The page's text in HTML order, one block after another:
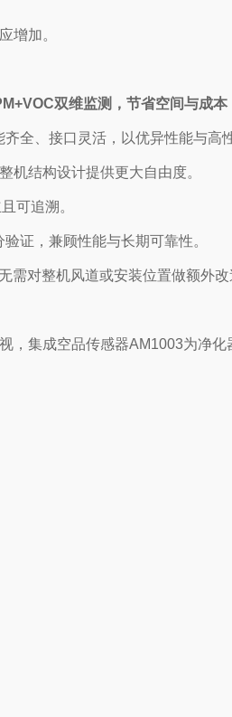
增加。
双维监测，节省空间与成本
全、接口灵活，以优异性能与高
机结构设计提供更大自由度。
可追溯。
证，兼顾性能与长期可靠性。
对整机风道或安装位置做额外